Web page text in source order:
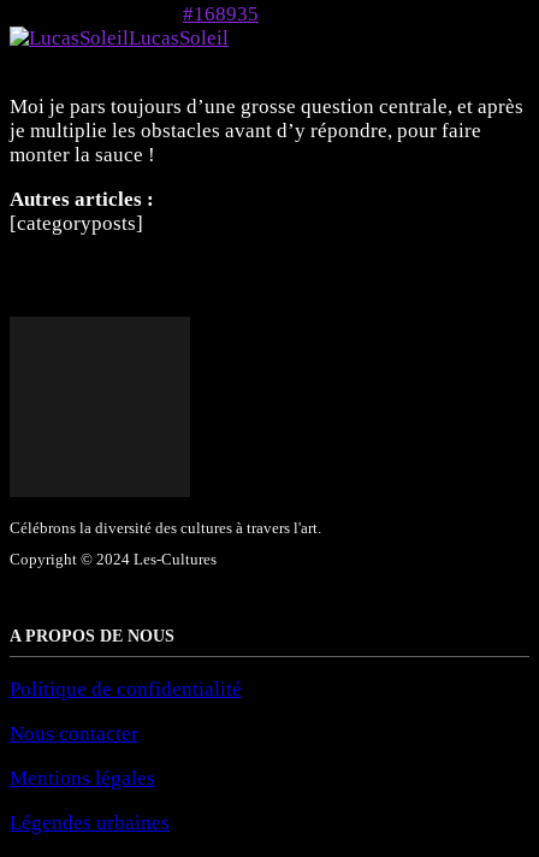
#168935
LucasSoleil
Moi je pars toujours d’une grosse question centrale, et après
je multiplie les obstacles avant d’y répondre, pour faire
monter la sauce !
Autres articles :
[categoryposts]
Célébrons la diversité des cultures à travers l'art.
Copyright © 2024 Les-Cultures
A PROPOS DE NOUS
Politique de confidentialité
Nous contacter
Mentions légales
Légendes urbaines